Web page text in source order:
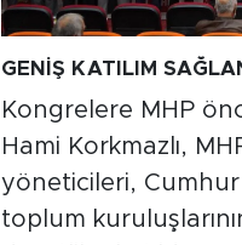
GENİŞ KATILIM
Kongrelere MHP
Hami Korkmazlı,
yöneticileri, Cumhur
toplum